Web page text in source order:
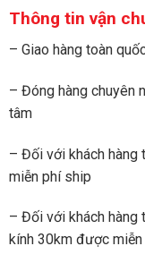
Thông tin vận
– Giao hàng toàn
– Đóng hàng chuyên
tâm
– Đối với khách hàng
miễn phí ship
– Đối với khách hàng
kính 30km được